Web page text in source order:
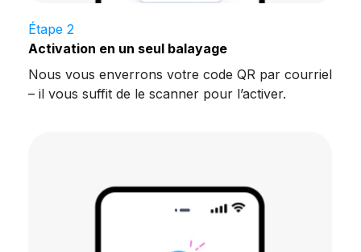
Étape 2
Activation en un seul balayage
Nous vous enverrons votre code QR par courriel
– il vous suffit de le scanner pour l’activer.